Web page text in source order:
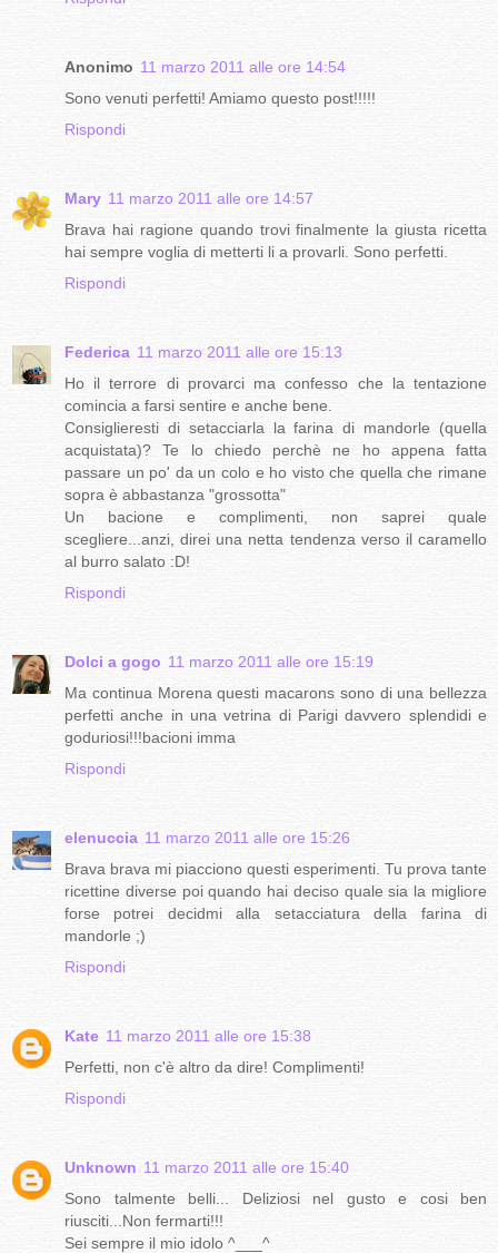
Anonimo 11 marzo 2011 alle ore 14:54
Sono venuti perfetti! Amiamo questo post!!!!!
Rispondi
Mary 11 marzo 2011 alle ore 14:57
Brava hai ragione quando trovi finalmente la giusta ricetta
hai sempre voglia di metterti li a provarli. Sono perfetti.
Rispondi
Federica 11 marzo 2011 alle ore 15:13
Ho il terrore di provarci ma confesso che la tentazione
comincia a farsi sentire e anche bene.
Consiglieresti di setacciarla la farina di mandorle (quella
acquistata)? Te lo chiedo perchè ne ho appena fatta
passare un po' da un colo e ho visto che quella che rimane
sopra è abbastanza "grossotta"
Un bacione e complimenti, non saprei quale
scegliere...anzi, direi una netta tendenza verso il caramello
al burro salato :D!
Rispondi
Dolci a gogo 11 marzo 2011 alle ore 15:19
Ma continua Morena questi macarons sono di una bellezza
perfetti anche in una vetrina di Parigi davvero splendidi e
goduriosi!!!bacioni imma
Rispondi
elenuccia 11 marzo 2011 alle ore 15:26
Brava brava mi piacciono questi esperimenti. Tu prova tante
ricettine diverse poi quando hai deciso quale sia la migliore
forse potrei decidmi alla setacciatura della farina di
mandorle ;)
Rispondi
Kate 11 marzo 2011 alle ore 15:38
Perfetti, non c'è altro da dire! Complimenti!
Rispondi
Unknown 11 marzo 2011 alle ore 15:40
Sono talmente belli... Deliziosi nel gusto e cosi ben
riusciti...Non fermarti!!!
Sei sempre il mio idolo ^___^